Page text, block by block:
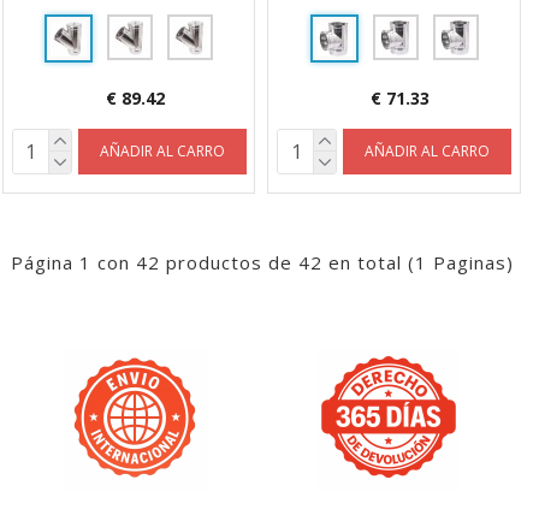
€ 89.42
AÑADIR AL CARRO
€ 71.33
AÑADIR AL CARRO
Página 1 con 42 productos de 42 en total (1 Paginas)